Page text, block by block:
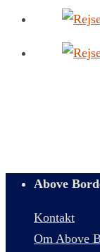
Above
Kontakt
Om Above